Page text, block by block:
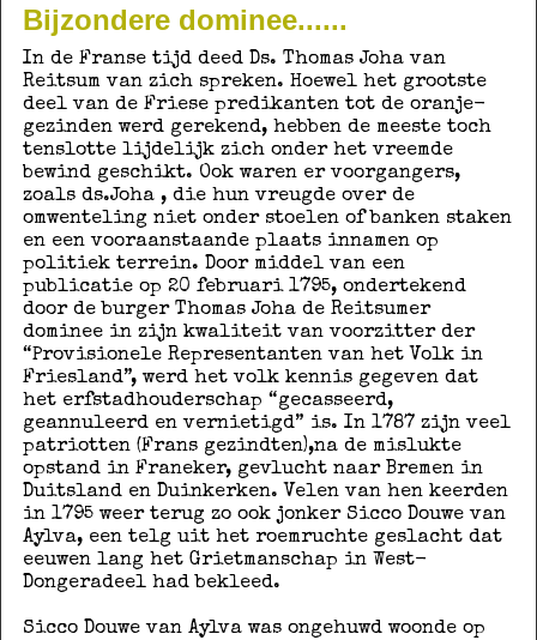
Bijzondere dominee......
In de Franse tijd deed Ds. Thomas Joha van
Reitsum van zich spreken. Hoewel het grootste
deel van de Friese predikanten tot de oranje-
gezinden werd gerekend, hebben de meeste toch
tenslotte lijdelijk zich onder het vreemde
bewind geschikt. Ook waren er voorgangers,
zoals ds.Joha , die hun vreugde over de
omwenteling niet onder stoelen of banken staken
en een vooraanstaande plaats innamen op
politiek terrein. Door middel van een
publicatie op 20 februari 1795, ondertekend
door de burger Thomas Joha de Reitsumer
dominee in zijn kwaliteit van voorzitter der
“Provisionele Representanten van het Volk in
Friesland”, werd het volk kennis gegeven dat
het erfstadhouderschap “gecasseerd,
geannuleerd en vernietigd” is. In 1787 zijn veel
patriotten (Frans gezindten),na de mislukte
opstand in Franeker, gevlucht naar Bremen in
Duitsland en Duinkerken. Velen van hen keerden
in 1795 weer terug zo ook jonker Sicco Douwe van
Aylva, een telg uit het roemruchte geslacht dat
eeuwen lang het Grietmanschap in West-
Dongeradeel had bekleed.
Sicco Douwe van Aylva was ongehuwd woonde op